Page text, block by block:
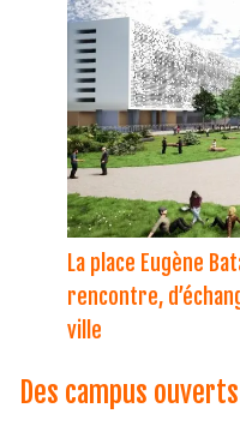
La place Eugène
rencontre,
ville
Des campus